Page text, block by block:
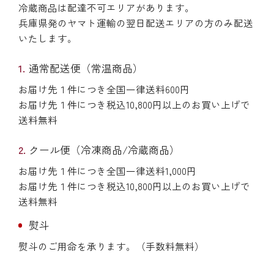
冷蔵商品は配達不可エリアがあります。
兵庫県発のヤマト運輸の翌日配送エリアの方のみ配送
いたします。
通常配送便（常温商品）
お届け先１件につき全国一律送料600円
お届け先１件につき税込10,800円以上のお買い上げで
送料無料
クール便（冷凍商品/冷蔵商品）
お届け先１件につき全国一律送料1,000円
お届け先１件につき税込10,800円以上のお買い上げで
送料無料
熨斗
熨斗のご用命を承ります。（手数料無料）